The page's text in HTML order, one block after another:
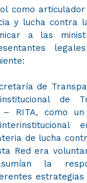
como
y lucha contra
a las
de
de
– RITA, como
de lucha
Red era
la